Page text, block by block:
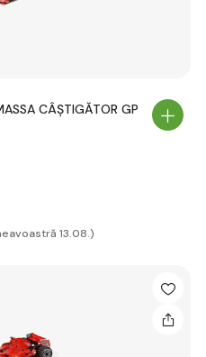
CÂȘTIGĂTOR GP
13.08.)